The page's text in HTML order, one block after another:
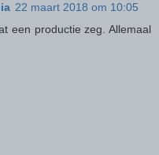
22 maart 2018 om 10:05
een productie zeg. Allemaal